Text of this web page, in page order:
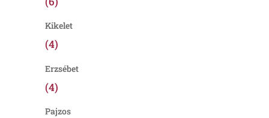
Kikelet
(4)
Erzsébet
(4)
Pajzos